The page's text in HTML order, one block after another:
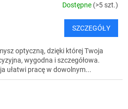
Dostępne (>5 szt.)
SZCZEGÓŁY
optyczną, dzięki której Twoja
wygodna i szczegółowa.
ułatwi pracę w dowolnym...